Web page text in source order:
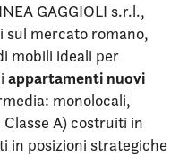
GAGGIOLI s.r.l.,
sul mercato romano,
mobili ideali per
appartamenti nuovi
monolocali,
A) costruiti in
in posizioni strategiche